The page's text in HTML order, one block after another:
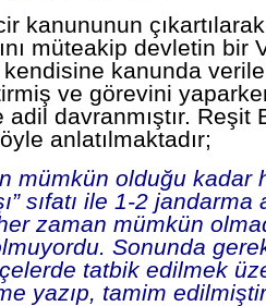
çıkartılarak
müteakip devletin bir
kanunda
ve görevini
davranmıştır. Reşit
anlatılmaktadır;
mümkün olduğu kadar
sıfatı ile 1-2 jandarma
zaman mümkün
Sonunda
tatbik edilmek
yazıp, tamim